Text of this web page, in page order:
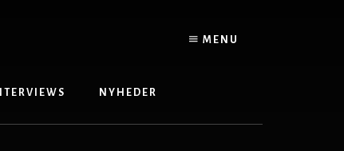
MENU
NYHEDER